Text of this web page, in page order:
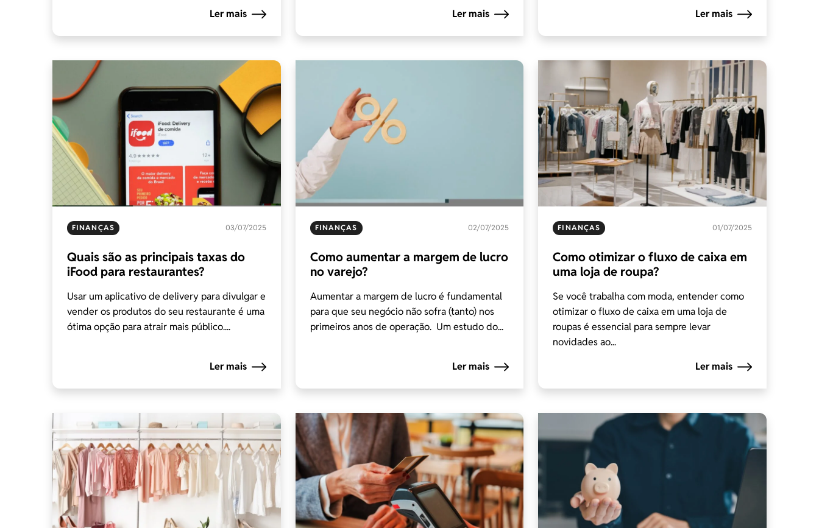
Ler mais
Ler mais
Ler mais
FINANÇAS 03/07/2025
Quais são as principais taxas do
iFood para restaurantes?
Usar um aplicativo de delivery para divulgar e
vender os produtos do seu restaurante é uma
ótima opção para atrair mais público....
Ler mais
FINANÇAS 02/07/2025
Como aumentar a margem de lucro
no varejo?
Aumentar a margem de lucro é fundamental
para que seu negócio não sofra (tanto) nos
primeiros anos de operação. Um estudo do...
Ler mais
FINANÇAS 01/07/2025
Como otimizar o fluxo de caixa em
uma loja de roupa?
Se você trabalha com moda, entender como
otimizar o fluxo de caixa em uma loja de
roupas é essencial para sempre levar
novidades ao...
Ler mais